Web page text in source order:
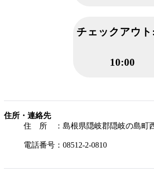
チェックアウト:
10:00
住所・連絡先
住 所 ：島根県隠岐郡隠岐の島町
電話番号：08512-2-0810